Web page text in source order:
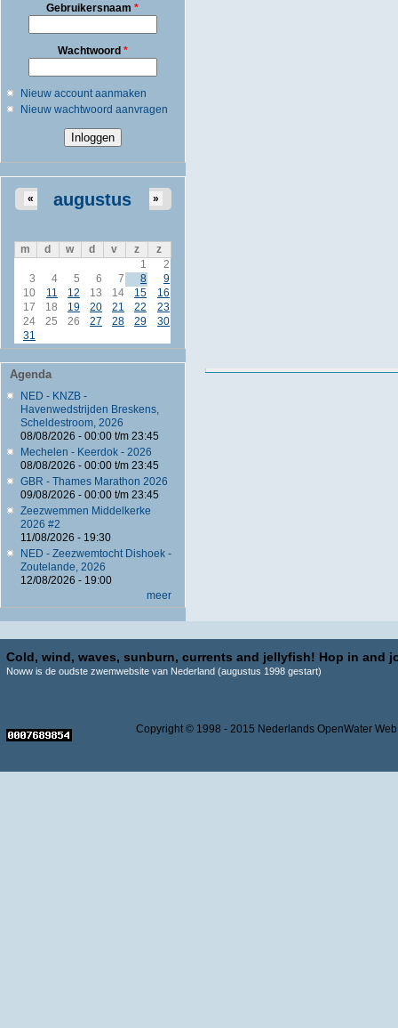
Gebruikersnaam*
Wachtwoord *
Nieuw account aanmaken
Nieuw wachtwoord aanvragen
augustus
« »
m d w d v z
z
1
2
3
4 5 6 7 8
9
10
11 12 13 14 15
16
17
18 19 20 21 22
23
24
25 26 27 28 29
30
31
Agenda
NED - KNZB -
Havenwedstrijden Breskens,
Scheldestroom, 2026
08/08/2026 - 00:00t/m 23:45
Mechelen - Keerdok - 2026
08/08/2026 - 00:00t/m 23:45
GBR - Thames Marathon 2026
09/08/2026 - 00:00t/m 23:45
Zeezwemmen Middelkerke
2026 #2
11/08/2026 - 19:30
NED - Zeezwemtocht Dishoek -
Zoutelande, 2026
12/08/2026 - 19:00
meer
Cold, wind, waves, sunburn, currents and jellyfish! Hop in and
Noww is de oudste zwemwebsite van Nederland (augustus 1998 gestart)
Copyright © 1998 - 2015 Nederlands OpenWater